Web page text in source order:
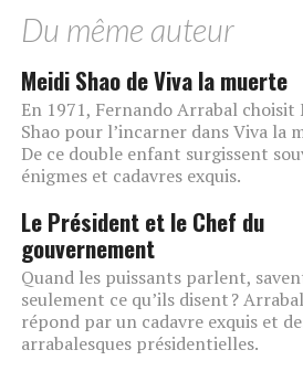
Du même auteur
Meidi Shao de Viva la muerte
En 1971, Fernando Arrabal choisit
Shao pour l’incarner dans Viva la
De ce double enfant surgissent
énigmes et cadavres exquis.
Le Président et le Chef du
gouvernement
Quand les puissants parlent,
seulement ce qu’ils disent ? Arrabal
répond par un cadavre exquis et
arrabalesques présidentielles.